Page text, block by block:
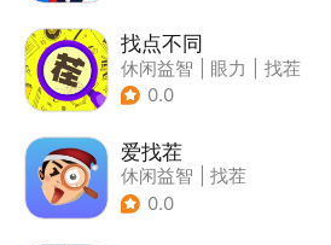
找点不同
休闲益智 眼力
找茬
0.0
爱找茬
休闲益智
找茬
0.0